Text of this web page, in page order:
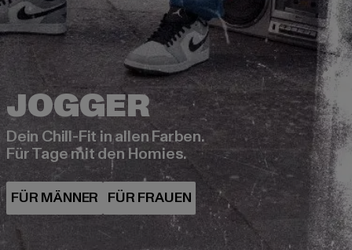
Dein Chill-Fit in allen Farben.
Für Tage mit den Homies.